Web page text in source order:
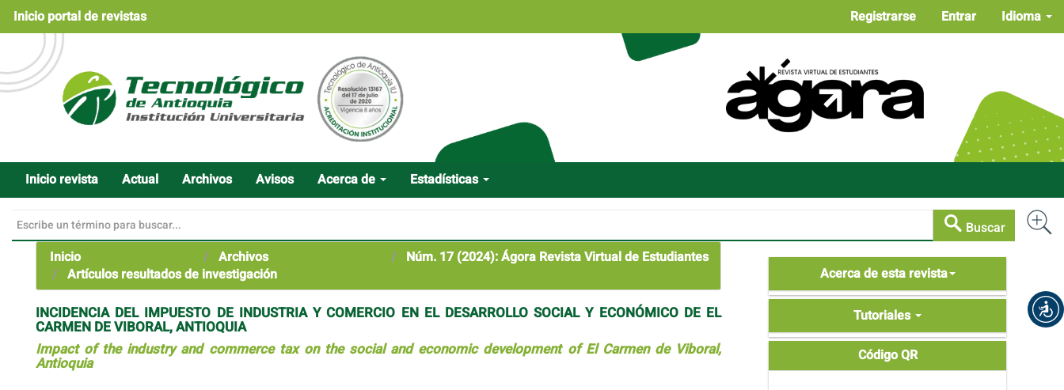
Navegación
principal
Contenido
principal
Barra
lateral
Inicio portal de revistas Idioma
Registrarse Entrar
Inicio revista Actual Archivos Avisos Acerca de Estadísticas
Buscar
Inicio
Archivos
Núm. 17 (2024): Ágora Revista Virtual de Estudiantes
Artículos resultados de investigación
INCIDENCIA DEL IMPUESTO DE INDUSTRIA Y COMERCIO EN EL DESARROLLO SOCIAL Y ECONÓMICO DE EL
CARMEN DE VIBORAL, ANTIOQUIA
Impact of the industry and commerce tax on the social and economic development of El Carmen de Viboral,
Antioquia
Acerca de esta revista
Tutoriales
Código QR